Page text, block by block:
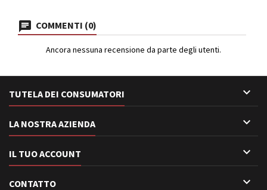
COMMENTI (0)
Ancora nessuna recensione da parte degli utenti.
TUTELA DEI CONSUMATORI 
LA NOSTRA AZIENDA 
IL TUO ACCOUNT 
CONTATTO 